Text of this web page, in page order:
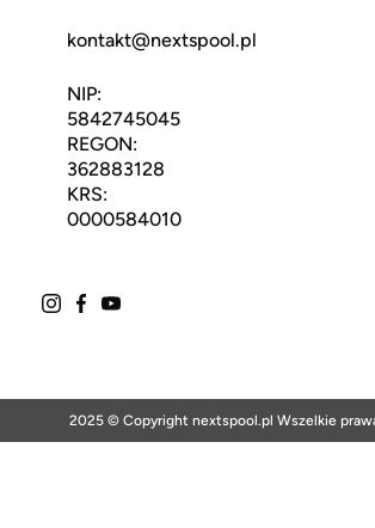
kontakt@nextspool.pl
NIP:
5842745045
REGON:
362883128
KRS:
0000584010